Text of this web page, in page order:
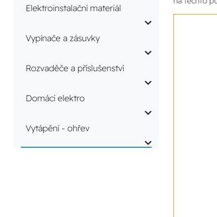
Elektroinstalační materiál
Vypínače a zásuvky
Rozvaděče a příslušenství
Domácí elektro
Vytápění - ohřev